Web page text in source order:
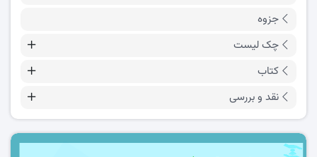
جزوه
چک لیست
کتاب
نقد و بررسی